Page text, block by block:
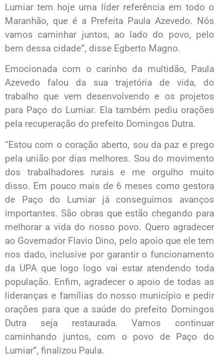
Lumiar tem hoje uma líder referência em todo o
Maranhão, que é a Prefeita Paula Azevedo. Nós
vamos caminhar juntos, ao lado do povo, pelo
bem dessa cidade”, disse Egberto Magno.
Emocionada com o carinho da multidão, Paula
Azevedo falou da sua trajetória de vida, do
trabalho que vem desenvolvendo e os projetos
para Paço do Lumiar. Ela também pediu orações
pela recuperação do prefeito Domingos Dutra.
“Estou com o coração aberto, sou da paz e prego
pela união por dias melhores. Sou do movimento
dos trabalhadores rurais e me orgulho muito
disso. Em pouco mais de 6 meses como gestora
de Paço do Lumiar já conseguimos avanços
importantes. São obras que estão chegando para
melhorar a vida do nosso povo. Quero agradecer
ao Governador Flavio Dino, pelo apoio que ele tem
nos dado, inclusive por garantir o funcionamento
da UPA que logo logo vai estar atendendo toda
população. Enfim, agradecer o apoio de todas as
lideranças e famílias do nosso município e pedir
orações para que a saúde do prefeito Domingos
Dutra seja restaurada. Vamos continuar
caminhando juntos, com o povo de Paço do
Lumiar”, finalizou Paula.